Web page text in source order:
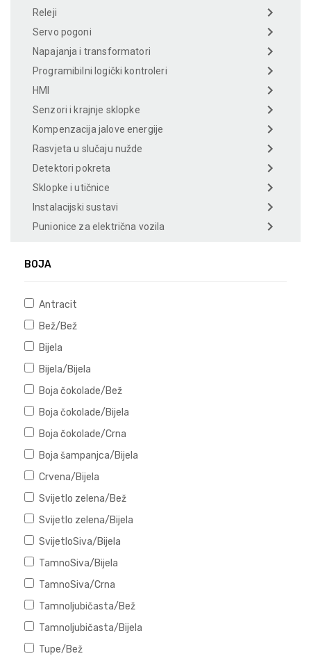
Releji
Servo pogoni
Napajanja i transformatori
Programibilni logički kontroleri
HMI
Senzori i krajnje sklopke
Kompenzacija jalove energije
Rasvjeta u slučaju nužde
Detektori pokreta
Sklopke i utičnice
Instalacijski sustavi
Punionice za električna vozila
BOJA
Antracit
Bež/Bež
Bijela
Bijela/Bijela
Boja čokolade/Bež
Boja čokolade/Bijela
Boja čokolade/Crna
Boja šampanjca/Bijela
Crvena/Bijela
Svijetlo zelena/Bež
Svijetlo zelena/Bijela
SvijetloSiva/Bijela
TamnoSiva/Bijela
TamnoSiva/Crna
Tamnoljubičasta/Bež
Tamnoljubičasta/Bijela
Tupe/Bež